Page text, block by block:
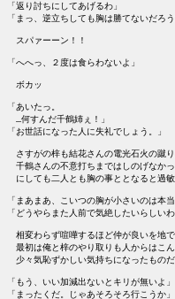
「返り討ちにしてあげるわ」
「まっ、逆立ちしても胸は勝てないだろう
スパァーーン！！
「へへっ、２度は食らわないよ」
ボカッ
「あいたっ。
…何すんだ千鶴姉ぇ！」
「お世話になった人に失礼でしょう。」
さすがの梓も結花さんの電光石火の蹴
千鶴さんの不意打ちまではしのげなかっ
にしても二人とも胸の事ととなると過敏
「まあまあ、こいつの胸が小さいのは本当
「どうやらまた人前で気絶したいらしいわ
相変わらず喧嘩するほど仲が良いを地で
最初は俺と梓のやり取りも人からはこ
少々気恥ずかしい気持ちになったものだ
「もう、いい加減出ないとキリが無いよ」
「まったくだ。じゃあそろそろ行こうか」